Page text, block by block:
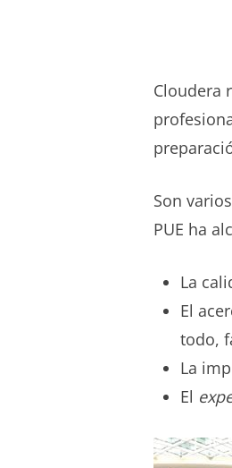
Cloudera
Son
PUE ha
La
El
todo,
La
El